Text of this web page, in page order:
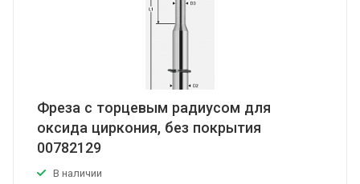
Фреза с торцевым радиусом для
оксида циркония, без покрытия
00782129
В наличии